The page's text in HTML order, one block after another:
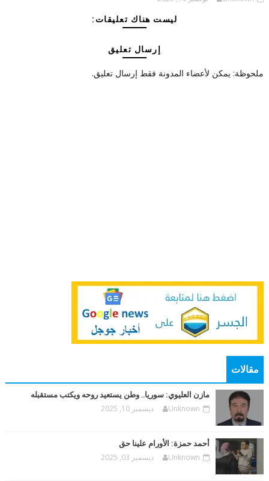
ليست هناك تعليقات:
إرسال تعليق
ملحوظة: يمكن لأعضاء المدونة فقط إرسال تعليق.
مقالات
مازن العليوي: سوريا.. وطن يستعيد روحه ويكتب مستقبله
Unknown ديسمبر 10, 2025
أحمد حمزة: الأورام علينا حق
Unknown ديسمبر 03, 2025